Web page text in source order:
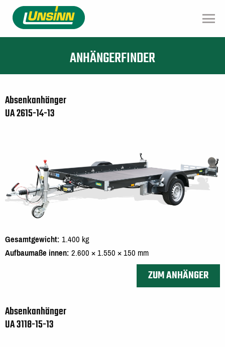
Direkt
zum
Inhalt
ANHÄNGERFINDER
Absenkanhänger
UA 2615-14-13
Gesamtgewicht 1.400 kg
Aufbaumaße innen 2.600 × 1.550 × 150 mm
ZUM ANHÄNGER
Absenkanhänger
UA 3118-15-13